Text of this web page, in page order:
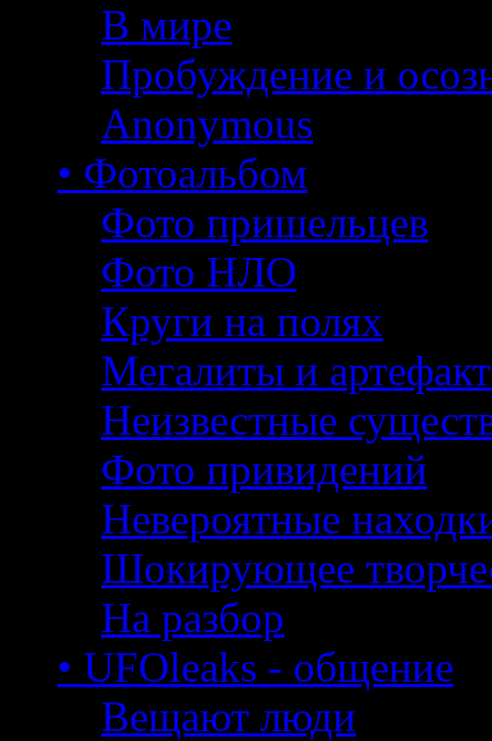
В мире
Пробуждение и
Anonymous
• Фотоальбом
Фото пришельцев
Фото НЛО
Круги на полях
Мегалиты и
Неизвестные
Фото привидений
Невероятные
Шокирующее
На разбор
• UFOleaks - общение
Вещают люди